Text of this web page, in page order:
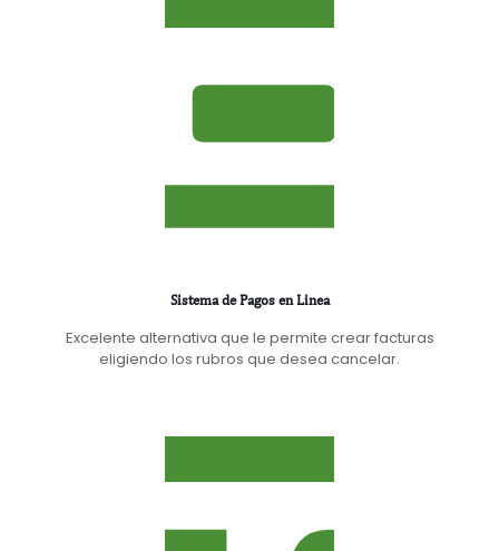
Sistema de Pagos en Linea
Excelente alternativa que le permite crear facturas
eligiendo los rubros que desea cancelar.